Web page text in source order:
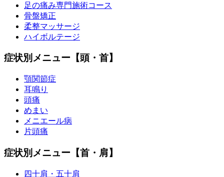
足の痛み専門施術コース
骨盤矯正
柔整マッサージ
ハイボルテージ
症状別メニュー【頭・首】
顎関節症
耳鳴り
頭痛
めまい
メニエール病
片頭痛
症状別メニュー【首・肩】
四十肩・五十肩